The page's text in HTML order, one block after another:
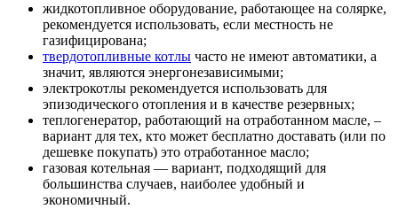
жидкотопливное оборудование, работающее на солярке,
рекомендуется использовать, если местность не
газифицирована;
твердотопливные котлы часто не имеют автоматики, а
значит, являются энергонезависимыми;
электрокотлы рекомендуется использовать для
эпизодического отопления и в качестве резервных;
теплогенератор, работающий на отработанном масле, –
вариант для тех, кто может бесплатно доставать (или по
дешевке покупать) это отработанное масло;
газовая котельная — вариант, подходящий для
большинства случаев, наиболее удобный и
экономичный.